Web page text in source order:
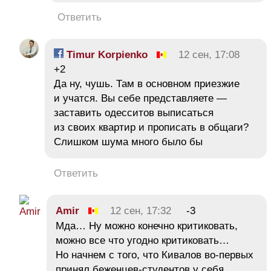
Ответить
Timur Korpienko
12 сен, 17:08
+2
Да ну, чушь. Там в основном приезжие
и учатся. Вы себе представляете —
заставить одесситов выписаться
из своих квартир и прописать в общаги?
Слишком шума много было бы
Ответить
Amir 12 сен, 17:32
-3
Мда… Ну можно конечно критиковать,
можно все что угодно критиковать…
Но начнем с того, что Кивалов во-первых